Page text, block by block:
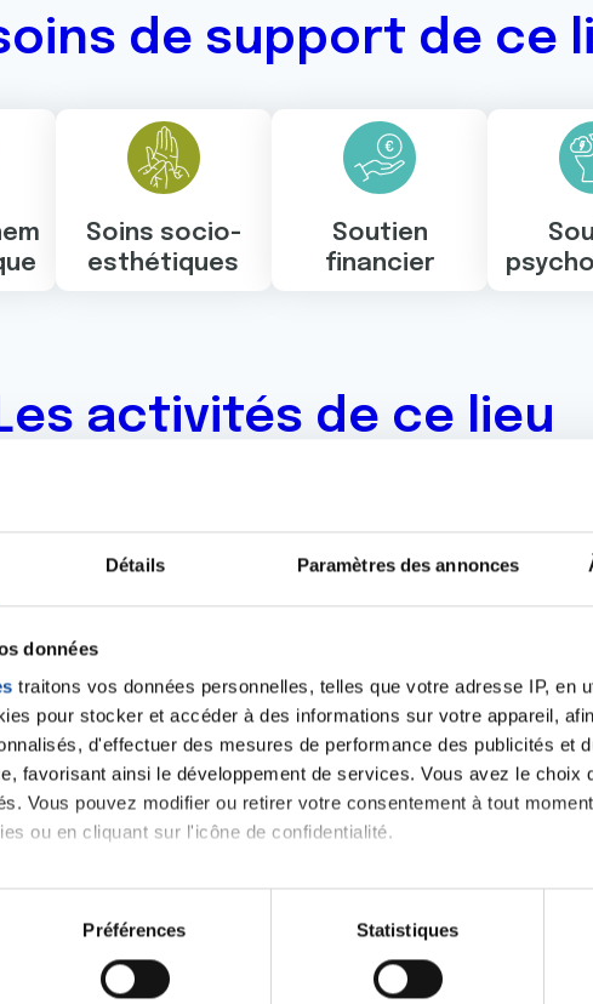
Détails Paramètres des annonces
données
traitons vos données personnelles, telles que votre adresse IP, en
pour stocker et accéder à des informations sur votre appareil, afin
d'effectuer des mesures de performance des publicités et
favorisant ainsi le développement de services. Vous avez le choix
Vous pouvez modifier ou retirer votre consentement à tout moment
ou en cliquant sur l'icône de confidentialité.
également :
sur votre localisation géographique qui peuvent être précises à
Préférences Statistiques
de support de ce
Soins socio-
esthétiques
Soutien
financier
Les activités de ce lieu
Nos activités
Séances de
proposés par
la Ligue contre le